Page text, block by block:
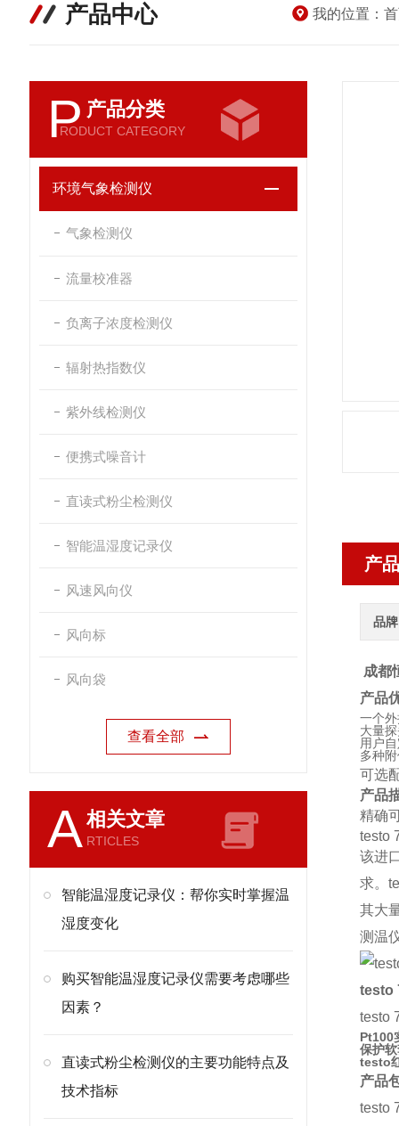
产品中心 我的位置：
P 产品分类
RODUCT CATEGORY
环境气象检测仪
气象检测仪
流量校准器
负离子浓度检测仪
辐射热指数仪
紫外线检测仪
便携式噪音计
直读式粉尘检测仪
智能温湿度记录仪
风速风向仪
风向标
风向袋
查看全部
A相关文章
RTICLES
智能温湿度记录仪：帮你实时掌握温
湿度变化
购买智能温湿度记录仪需要考虑哪些
因素？
直读式粉尘检测仪的主要功能特点及
技术指标
产
品牌
成都
产品
一个
大量
用户
多种
可选
产品
精确
testo
该进
求。
其大
测温
testo
testo
Pt100
保护
testo
产品
testo